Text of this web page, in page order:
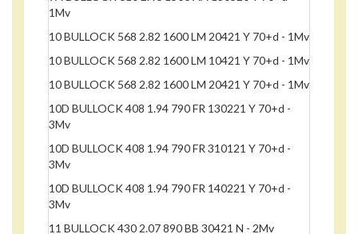
1Mv
10 BULLOCK 568 2.82 1600 LM 20421 Y 70+d - 1Mv
10 BULLOCK 568 2.82 1600 LM 10421 Y 70+d - 1Mv
10 BULLOCK 568 2.82 1600 LM 20421 Y 70+d - 1Mv
10D BULLOCK 408 1.94 790 FR 130221 Y 70+d -
3Mv
10D BULLOCK 408 1.94 790 FR 310121 Y 70+d -
3Mv
10D BULLOCK 408 1.94 790 FR 140221 Y 70+d -
3Mv
11 BULLOCK 430 2.07 890 BB 30421 N - 2Mv